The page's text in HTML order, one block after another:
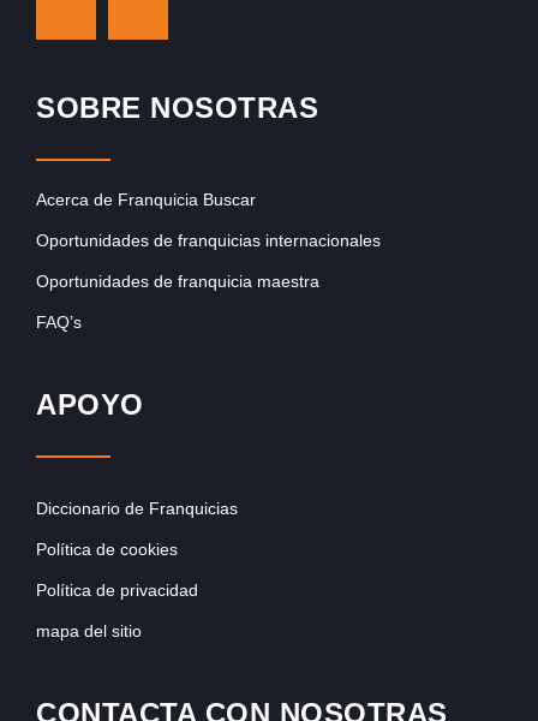
SOBRE NOSOTRAS
Acerca de Franquicia Buscar
Oportunidades de franquicias internacionales
Oportunidades de franquicia maestra
FAQ’s
APOYO
Diccionario de Franquicias
Política de cookies
Política de privacidad
mapa del sitio
CONTACTA CON NOSOTRAS